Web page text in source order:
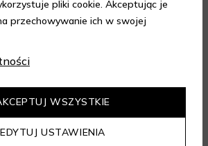
ze zniżką 10% i zbieraj
pliki cookie. Akceptując je
przechowywanie ich w swojej
EDYTUJ USTAWIENIA
WSZYSTKIE